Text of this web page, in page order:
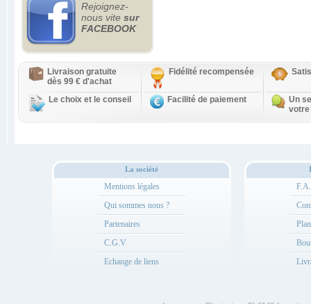
Rejoignez-
nous vite sur
FACEBOOK
Livraison gratuite
dès 99 € d'achat
Fidélité recompensée
Le choix et le conseil Facilité de paiement
Un
votre
La société
Mentions légales
Qui sommes nous ?
Partenaires
C.G.V
Echange de liens